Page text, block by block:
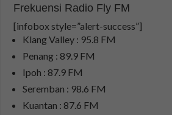
Frekuensi Radio Fly FM
[infobox style=”alert-success”]
Klang Valley : 95.8 FM
Penang : 89.9 FM
Ipoh : 87.9 FM
Seremban : 98.6 FM
Kuantan : 87.6 FM